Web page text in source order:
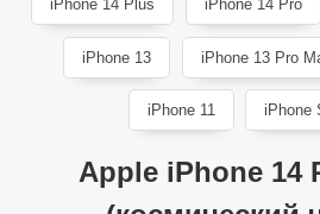
iPhone 14 Plus iPhone 14 Pro
iPhone 13 iPhone 13 Pro
iPhone 11 iPhone
Apple iPhone 14